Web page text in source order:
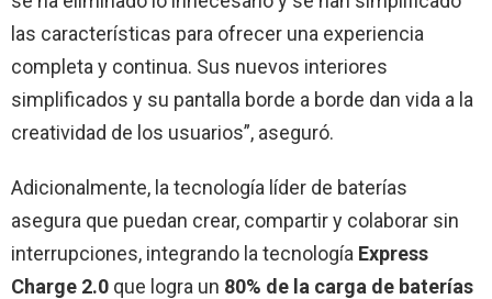
las características para ofrecer una experiencia
completa y continua. Sus nuevos interiores
simplificados y su pantalla borde a borde dan vida a la
creatividad de los usuarios”, aseguró.
Adicionalmente, la tecnología líder de baterías
asegura que puedan crear, compartir y colaborar sin
interrupciones, integrando la tecnología Express
Charge 2.0 que logra un 80% de la carga de baterías